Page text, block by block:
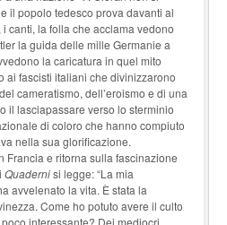
il popolo tedesco prova davanti al
canti, la folla che acclama vedono
la guida delle mille Germanie a
la caricatura in quel mito
ai fascisti italiani che divinizzarono
cameratismo, dell’eroismo e di una
il lasciapassare verso lo sterminio
di coloro che hanno compiuto
nella sua glorificazione.
Francia e ritorna sulla fascinazione
Quadernisi legge: “La mia
avvelenato la vita. È stata la
Come ho potuto avere il culto